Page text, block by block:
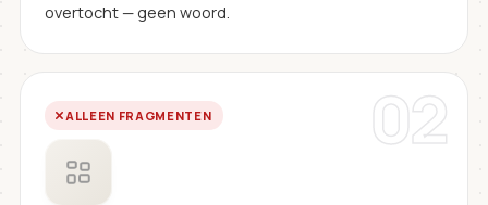
overtocht — geen woord.
02
ALLEEN FRAGMENTEN